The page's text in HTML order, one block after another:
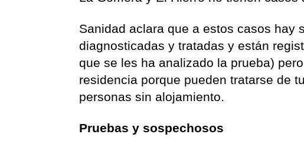
Sanidad aclara que a estos casos hay
diagnosticadas y tratadas y están
que se les ha analizado la prueba)
residencia porque pueden tratarse de
personas sin alojamiento.
Pruebas y sospechosos